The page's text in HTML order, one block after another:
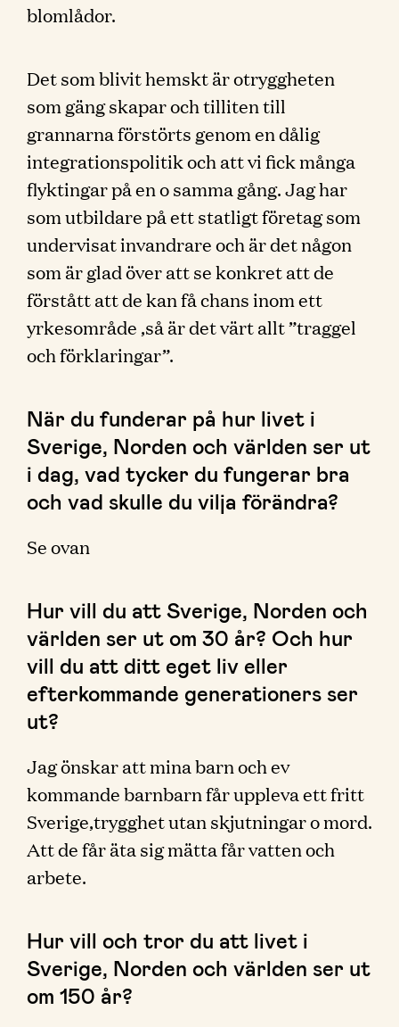
blomlådor.
Det som blivit hemskt är otryggheten
som gäng skapar och tilliten till
grannarna förstörts genom en dålig
integrationspolitik och att vi fick många
flyktingar på en o samma gång. Jag har
som utbildare på ett statligt företag som
undervisat invandrare och är det någon
som är glad över att se konkret att de
förstått att de kan få chans inom ett
yrkesområde ,så är det värt allt ”traggel
och förklaringar”.
När du funderar på hur livet i
Sverige, Norden och världen ser ut
i dag, vad tycker du fungerar bra
och vad skulle du vilja förändra?
Se ovan
Hur vill du att Sverige, Norden och
världen ser ut om 30 år? Och hur
vill du att ditt eget liv eller
efterkommande generationers ser
ut?
Jag önskar att mina barn och ev
kommande barnbarn får uppleva ett fritt
Sverige,trygghet utan skjutningar o mord.
Att de får äta sig mätta får vatten och
arbete.
Hur vill och tror du att livet i
Sverige, Norden och världen ser ut
om 150 år?